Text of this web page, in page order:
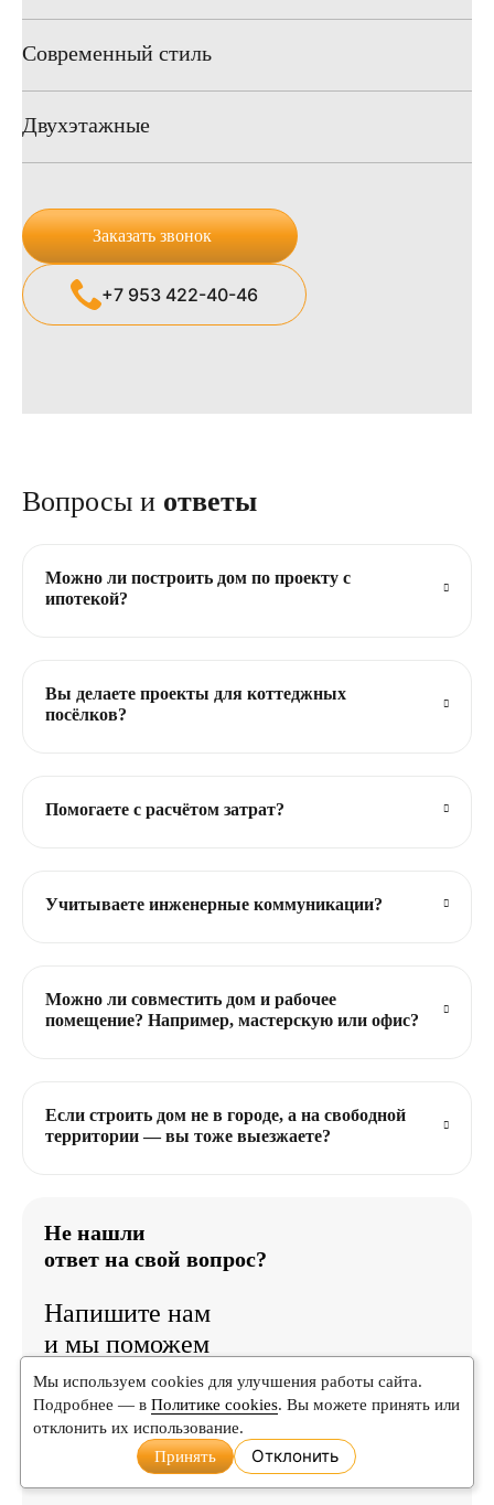
Современный стиль
Двухэтажные
Заказать звонок
+7 953 422-40-46
Вопросы и ответы
Можно ли построить дом по проекту с
ипотекой?
Вы делаете проекты для коттеджных
посёлков?
Помогаете с расчётом затрат?
Учитываете инженерные коммуникации?
Можно ли совместить дом и рабочее
помещение? Например, мастерскую или офис?
Если строить дом не в городе, а на свободной
территории — вы тоже выезжаете?
Не нашли
ответ на свой вопрос?
Напишите нам
и мы поможем
вам
разобраться
Мы используем cookies для улучшения работы сайта.
Подробнее — вПолитике cookies. Вы можете принять или
отклонить их использование.
Принять
Отклонить